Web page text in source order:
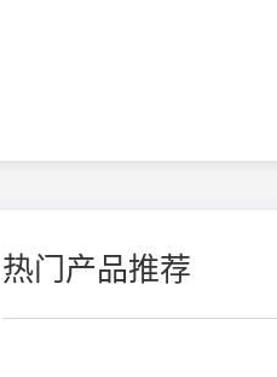
热门产品推荐